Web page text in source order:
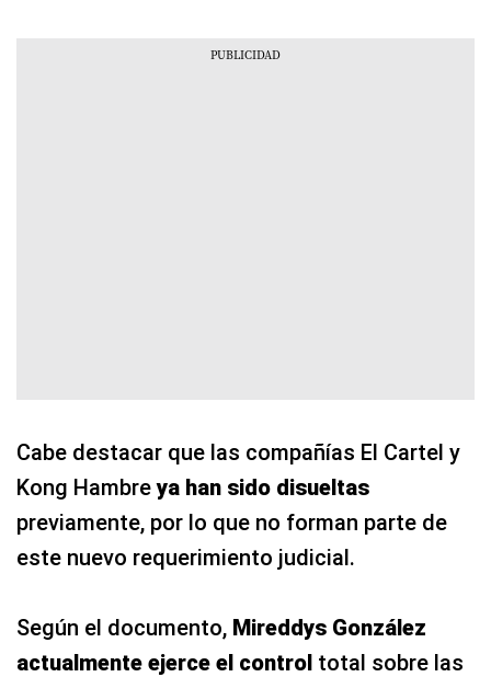
Cabe destacar que las compañías El Cartel y
Kong Hambreya han sido disueltas
previamente, por lo que no forman parte de
este nuevo requerimiento judicial.
Según el documento, Mireddys González
actualmente ejerce el control total sobre las